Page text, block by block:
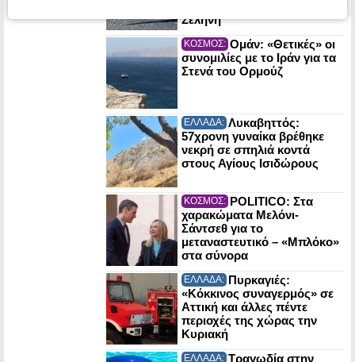
Σελήνη
ΚΟΣΜΟΣ: Ομάν: «Θετικές» οι
συνομιλίες με το Ιράν για τα
Στενά του Ορμούζ
ΕΛΛΑΔΑ: Λυκαβηττός:
57χρονη γυναίκα βρέθηκε
νεκρή σε σπηλιά κοντά
στους Αγίους Ισιδώρους
ΚΟΣΜΟΣ: POLITICO: Στα
χαρακώματα Μελόνι-
Σάντσεθ για το
μεταναστευτικό – «Μπλόκο»
στα σύνορα
ΕΛΛΑΔΑ: Πυρκαγιές:
«Κόκκινος συναγερμός» σε
Αττική και άλλες πέντε
περιοχές της χώρας την
Κυριακή
ΕΛΛΑΔΑ: Τραγωδία στην